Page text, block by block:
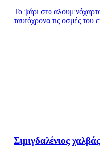
Το ψάρι στο
ταυτόχρονα τις οσμές του
Σιμιγδαλένιος χαλβάς